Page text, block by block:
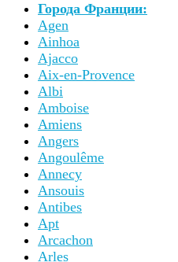
Города Франции:
Agen
Ainhoa
Ajacco
Aix-en-Provence
Albi
Amboise
Amiens
Angers
Angoulême
Annecy
Ansouis
Antibes
Apt
Arcachon
Arles